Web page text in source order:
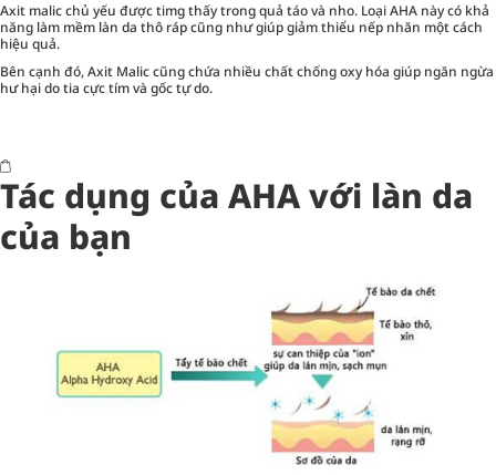
Axit malic chủ yếu được timg thấy trong quả táo và nho. Loại AHA này có khả
năng làm mềm làn da thô ráp cũng như giúp giảm thiểu nếp nhăn một cách
hiệu quả.
Bên cạnh đó, Axit Malic cũng chứa nhiều chất chống oxy hóa giúp ngăn ngừa
hư hại do tia cực tím và gốc tự do.
Tác dụng của AHA với làn da
của bạn